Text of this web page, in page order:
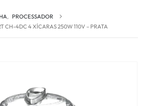
, PROCESSADOR
CH-4DC 4 XÍCARAS 250W 110V – PRATA